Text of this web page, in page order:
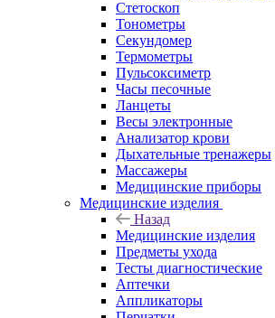
Стетоскоп
Тонометры
Секундомер
Термометры
Пульсоксиметр
Часы песочные
Ланцеты
Весы электронные
Анализатор крови
Дыхательные тренажеры
Массажеры
Медицинские приборы
Медицинские изделия
Назад
Медицинские изделия
Предметы ухода
Тесты диагностические
Аптечки
Аппликаторы